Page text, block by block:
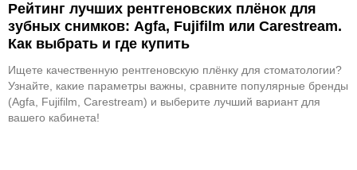
Рейтинг лучших рентгеновских плёнок для
зубных снимков: Agfa, Fujifilm или Carestream.
Как выбрать и где купить
Ищете качественную рентгеновскую плёнку для стоматологии?
Узнайте, какие параметры важны, сравните популярные бренды
(Agfa, Fujifilm, Carestream) и выберите лучший вариант для
вашего кабинета!